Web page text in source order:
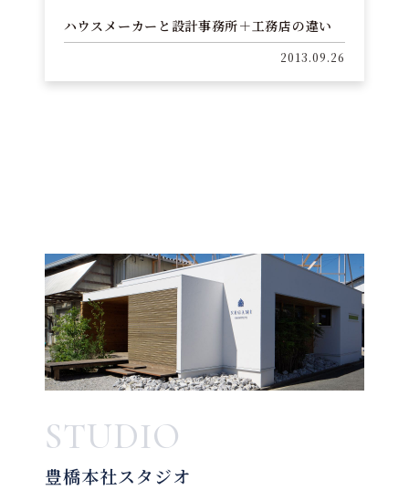
ハウスメーカーと設計事務所＋工務店の違い
2013.09.26
STUDIO
豊橋本社スタジオ